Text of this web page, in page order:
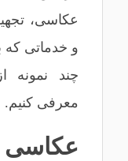
عکاسی،
و خدماتی که
چند نمونه
معرفی کنیم.
عکاسی